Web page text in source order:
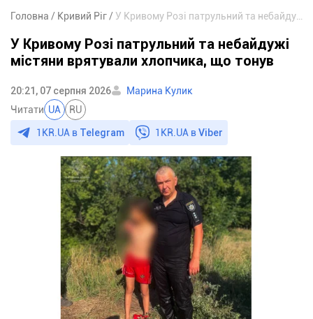
Головна Кривий Ріг
У Кривому Розі патрульний та небайдужі
містяни врятували хлопчика, що тонув
20:21, 07 серпня 2026
Марина Кулик
Читати UA RU
1KR.UA в Telegram 1KR.UA вViber